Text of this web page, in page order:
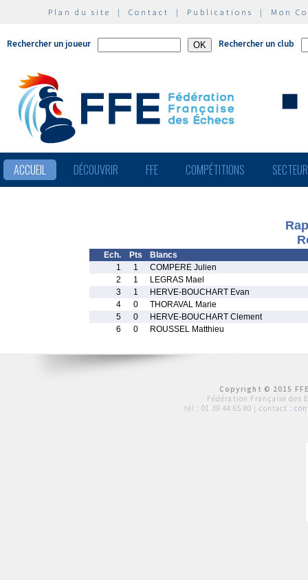
Plan du site | Contact | Publications | Mon
Rechercher un joueur Rechercher un club
ACCUEIL DÉCOUVRIR FFE COMPÉTITIONS
Ech. Pts
Blancs
1
1
COMPERE Julien
2
1
LEGRAS Mael
3
1
HERVE-BOUCHART Evan
4
0
THORAVAL Marie
5
0
HERVE-BOUCHART Clement
6
0 ROUSSEL Matthieu
Copyright © 2015
Fédération Française des
tél : 01 39 44 65 80 | contact :